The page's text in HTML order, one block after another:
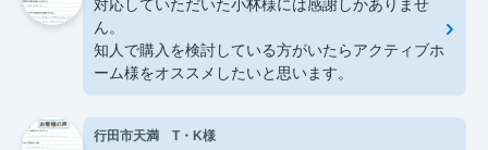
対応していただいた小林様には感謝しかありませ
ん。
知人で購入を検討している方がいたらアクティブホ
ーム様をオススメしたいと思います。
行田市天満 T・K様